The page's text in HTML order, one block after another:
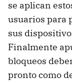
se aplican
usuarios para
sus
Finalmente
bloqueos
pronto como